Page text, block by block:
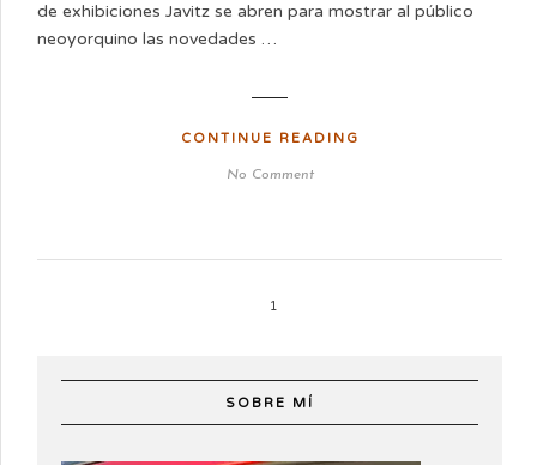
de exhibiciones Javitz se abren para mostrar al público
neoyorquino las novedades …
CONTINUE READING
No Comment
1
SOBRE MÍ